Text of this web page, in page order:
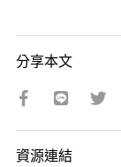
分享本文
資源連結